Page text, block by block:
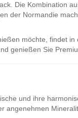
Die Kombination
der Normandie
möchte, findet in
genießen Sie
und ihre
angenehmen